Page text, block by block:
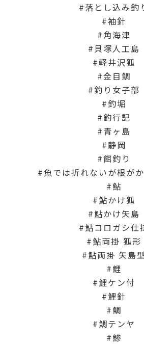
落とし込み釣
袖針
角海津
貝塚人工島
軽井沢狐
金目鯛
釣り女子部
釣堀
釣行記
青ヶ島
静岡
餌釣り
魚では折れないが根が
鮎
鮎かけ狐
鮎かけ矢島
鮎コロガシ仕
鮎両掛 狐形
鮎両掛 矢島
鯉
鯉ケン付
鯉針
鯛
鯛テンヤ
鯵